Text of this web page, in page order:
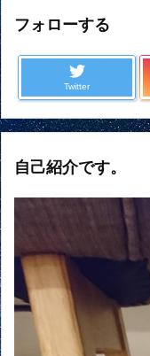
フォローする
Twitter
自己紹介です。